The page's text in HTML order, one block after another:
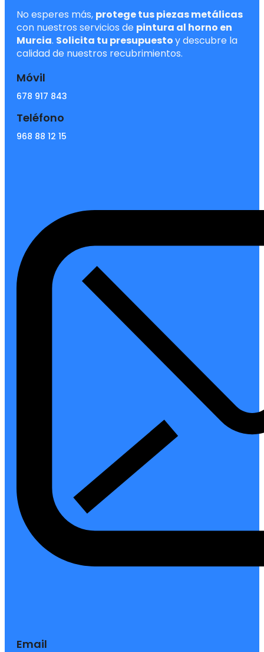
No esperes más, protege tus piezas metálicas
con nuestros servicios de pintura al horno en
Murcia. Solicita tu presupuestoy descubre la
calidad de nuestros recubrimientos.
Móvil
678 917 843
Teléfono
968 88 12 15
Email